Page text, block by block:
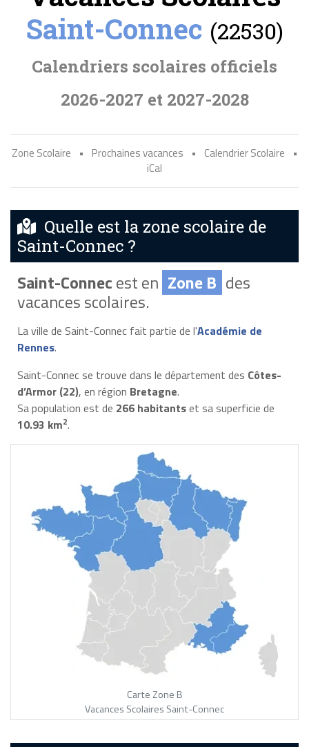
Saint-Connec (22530)
Calendriers scolaires officiels
2026-2027 et 2027-2028
Zone Scolaire • Prochaines vacances • Calendrier Scolaire
•
iCal
Quelle est la zone scolaire de
Saint-Connec ?
Saint-Connecest en Zone B des
vacances scolaires.
La ville de Saint-Connec fait partie de l'Académie de
Rennes.
Saint-Connec se trouve dans le département des Côtes-
d’Armor (22), en région Bretagne.
Sa population est de 266 habitantset sa superficie de
10.93 km2.
Carte Zone B
Vacances Scolaires Saint-Connec